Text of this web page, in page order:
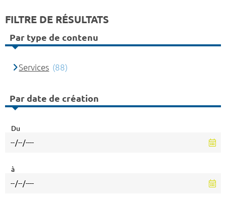
FILTRE DE RÉSULTATS
Par type de contenu
Services (88)
Par date de création
Du
à